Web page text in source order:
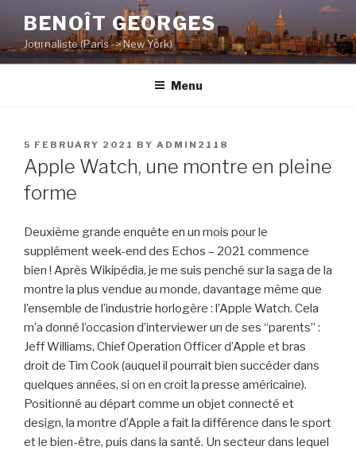
content
BENOÎT GEORGES
Journaliste (Paris -> New York)
Menu
POSTED
ON
5 FEBRUARY 2021 BY ADMIN2118
Apple Watch, une montre en pleine
forme
Deuxième grande enquête en un mois pour le
supplément week-end des Echos – 2021 commence
bien ! Après Wikipédia, je me suis penché sur la saga de la
montre la plus vendue au monde, davantage même que
l’ensemble de l’industrie horlogère : l’Apple Watch. Cela
m’a donné l’occasion d’interviewer un de ses “parents” :
Jeff Williams, Chief Operation Officer d’Apple et bras
droit de Tim Cook (auquel il pourrait bien succéder dans
quelques années, si on en croit la presse américaine).
Positionné au départ comme un objet connecté et
design, la montre d’Apple a fait la différence dans le sport
et le bien-être, puis dans la santé. Un secteur dans lequel